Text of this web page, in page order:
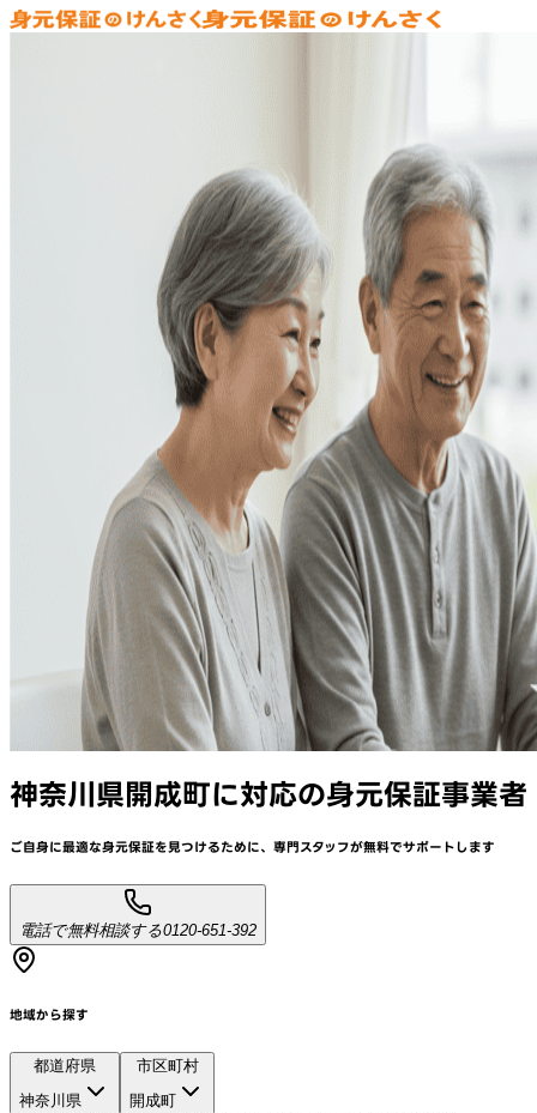
神奈川県開成町に対応の身元保証事業者
ご自身に最適な身元保証を見つけるために、 専門スタッフが無料でサポートします
電話で無料相談する0120-651-392
地域から探す
都道府県
神奈川県
市区町村
開成町